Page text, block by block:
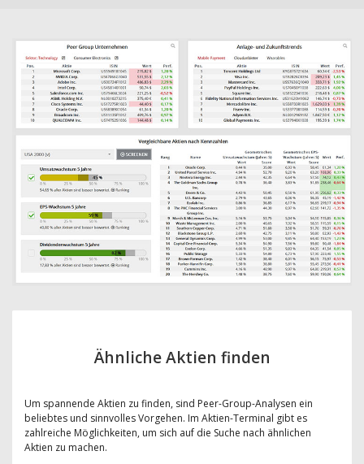
Ähnliche Aktien finden
Um spannende Aktien zu finden, sind Peer-Group-Analysen ein
beliebtes und sinnvolles Vorgehen. Im Aktien-Terminal gibt es
zahlreiche Möglichkeiten, um sich auf die Suche nach ähnlichen
Aktien zu machen.